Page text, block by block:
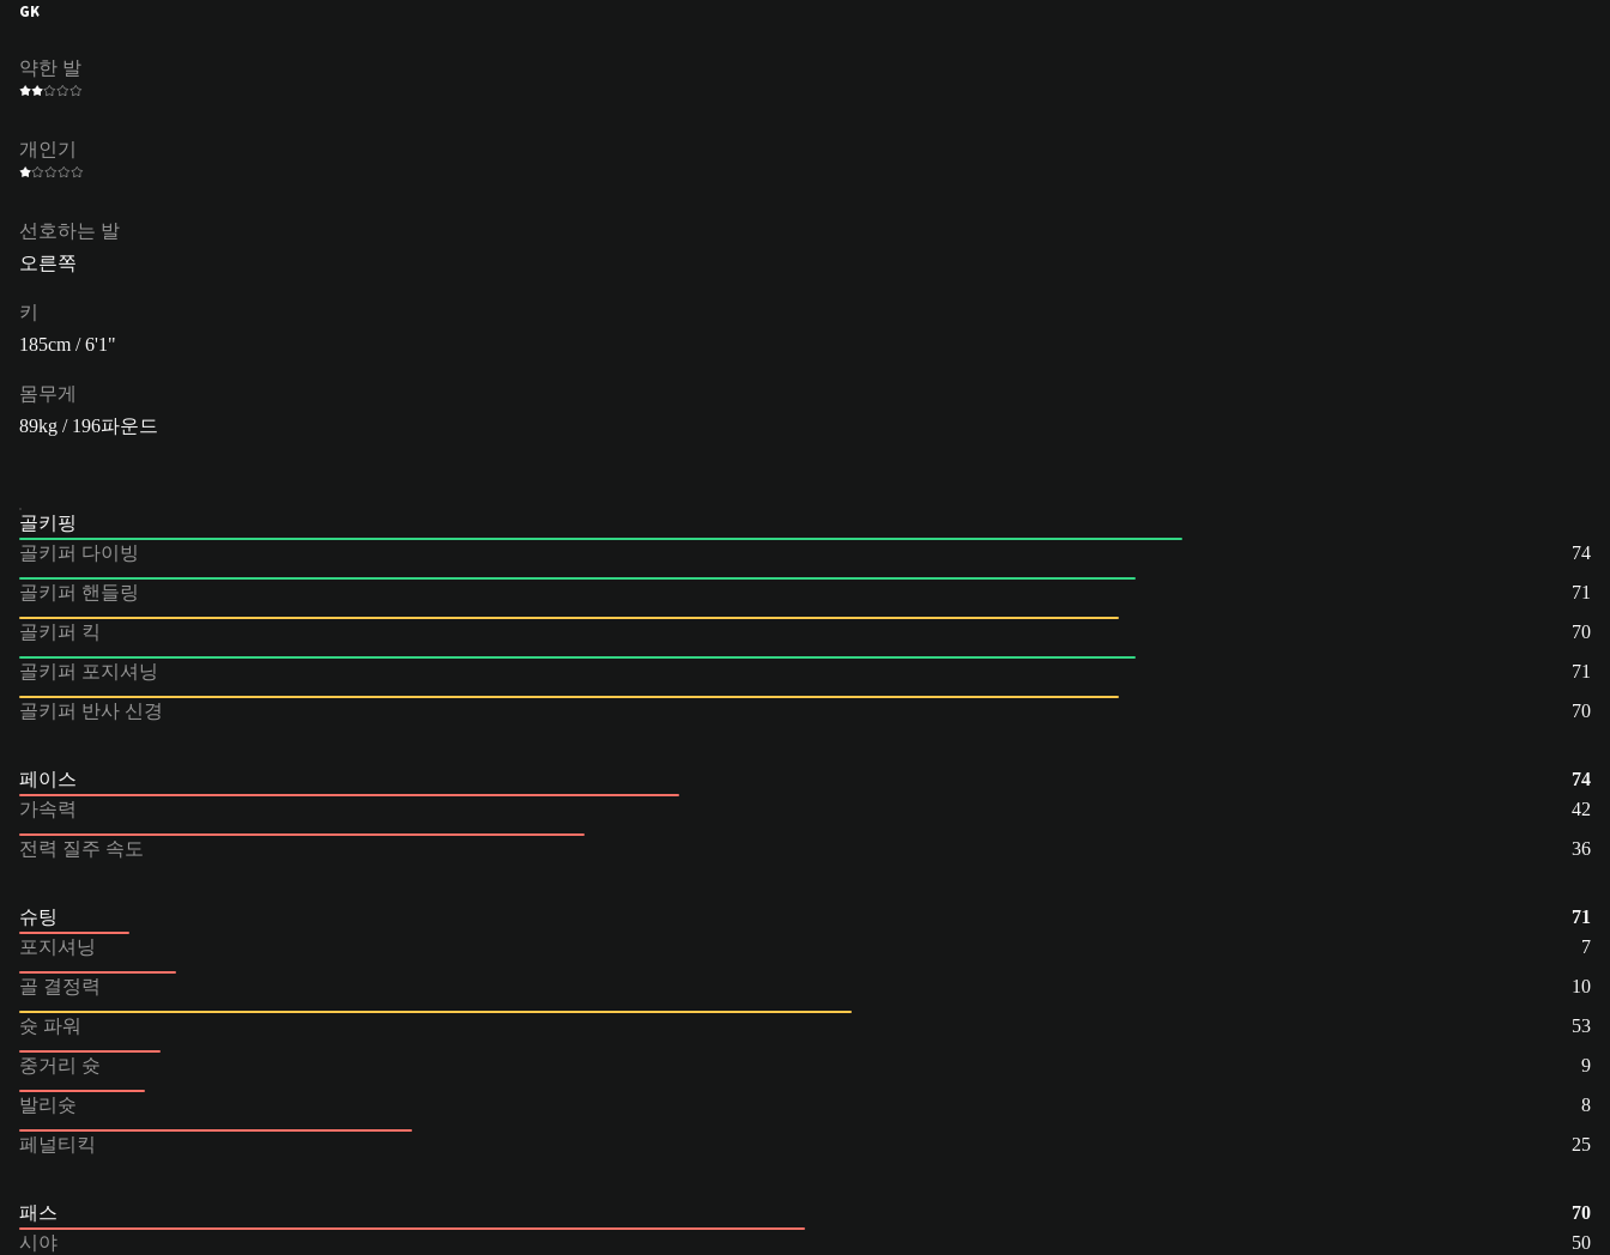
GK
약한 발
개인기
선호하는 발
오른쪽
키
185cm / 6'1"
몸무게
89kg / 196파운드
골키핑
골키퍼 다이빙
74
골키퍼 핸들링
71
골키퍼 킥
70
골키퍼 포지셔닝
71
골키퍼 반사 신경
70
페이스
74
가속력
42
전력 질주 속도
36
슈팅
71
포지셔닝
7
골 결정력
10
슛 파워
53
중거리 슛
9
발리슛
8
페널티킥
25
패스
70
시야
50